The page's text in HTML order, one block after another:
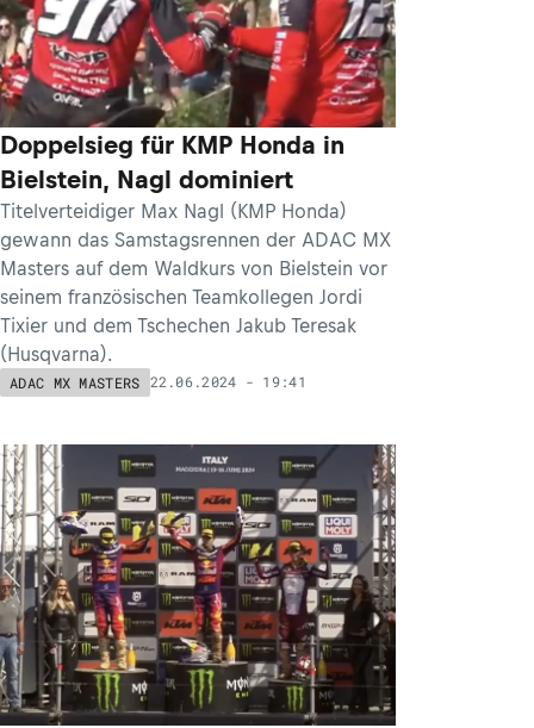
Doppelsieg für KMP Honda in
Bielstein, Nagl dominiert
Titelverteidiger Max Nagl (KMP Honda)
gewann das Samstagsrennen der ADAC MX
Masters auf dem Waldkurs von Bielstein vor
seinem französischen Teamkollegen Jordi
Tixier und dem Tschechen Jakub Teresak
(Husqvarna).
ADAC MX MASTERS 22.06.2024 - 19:41